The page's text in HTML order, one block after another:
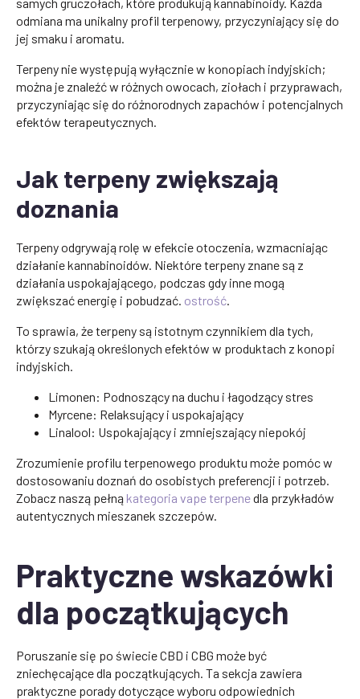
odmiana ma unikalny profil terpenowy, przyczyniający się do
jej smaku i aromatu.
Terpeny nie występują wyłącznie w konopiach indyjskich;
można je znaleźć w różnych owocach, ziołach i przyprawach,
przyczyniając się do różnorodnych zapachów i potencjalnych
efektów terapeutycznych.
Jak terpeny zwiększają
doznania
Terpeny odgrywają rolę w efekcie otoczenia, wzmacniając
działanie kannabinoidów. Niektóre terpeny znane są z
działania uspokajającego, podczas gdy inne mogą
zwiększać energię i pobudzać. ostrość.
To sprawia, że terpeny są istotnym czynnikiem dla tych,
którzy szukają określonych efektów w produktach z konopi
indyjskich.
Limonen: Podnoszący na duchu i łagodzący stres
Myrcene: Relaksujący i uspokajający
Linalool: Uspokajający i zmniejszający niepokój
Zrozumienie profilu terpenowego produktu może pomóc w
dostosowaniu doznań do osobistych preferencji i potrzeb.
Zobacz naszą pełną kategoria vape terpenedla przykładów
autentycznych mieszanek szczepów.
Praktyczne wskazówki
dla początkujących
Poruszanie się po świecie CBD i CBG może być
zniechęcające dla początkujących. Ta sekcja zawiera
praktyczne porady dotyczące wyboru odpowiednich